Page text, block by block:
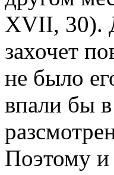
XVII, 30).
захочет
не было
впали бы
Поэтому и